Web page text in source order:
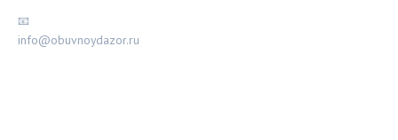
📧
info@obuvnoydazor.ru